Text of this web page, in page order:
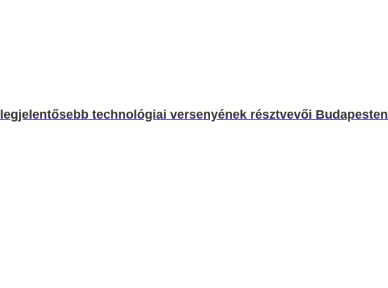
technológiai versenyének résztvevői Budapesten